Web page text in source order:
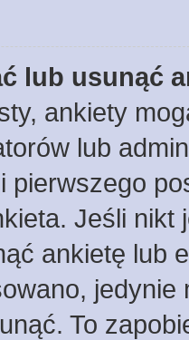
lub usunąć
ankiety
lub
pierwszego
Jeśli nikt
ankietę lub
To